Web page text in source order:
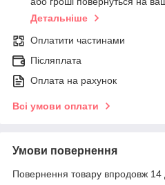
Детальніше
Оплатити частинами
Післяплата
Оплата на рахунок
Всі умови оплати
Умови повернення
Повернення товару впродовж 14